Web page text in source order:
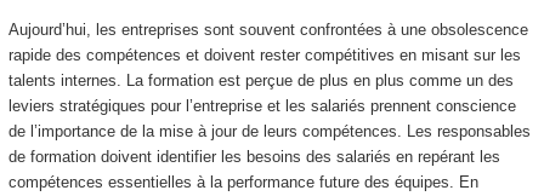
Aujourd’hui, les entreprises sont souvent confrontées à une obsolescence
rapide des compétences et doivent rester compétitives en misant sur les
talents internes. La formation est perçue de plus en plus comme un des
leviers stratégiques pour l’entreprise et les salariés prennent conscience
de l’importance de la mise à jour de leurs compétences. Les responsables
de formation doivent identifier les besoins des salariés en repérant les
compétences essentielles à la performance future des équipes. En